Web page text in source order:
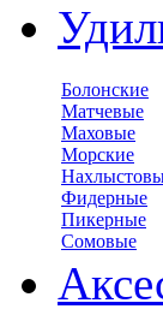
Болонские
Матчевые
Маховые
Морские
Фидерные
Пикерные
Сомовые